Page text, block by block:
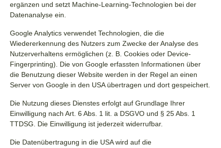
ergänzen und setzt Machine-Learning-Technologien bei der
Datenanalyse ein.
Google Analytics verwendet Technologien, die die
Wiedererkennung des Nutzers zum Zwecke der Analyse des
Nutzerverhaltens ermöglichen (z. B. Cookies oder Device-
Fingerprinting). Die von Google erfassten Informationen über
die Benutzung dieser Website werden in der Regel an einen
Server von Google in den USA übertragen und dort gespeichert.
Die Nutzung dieses Dienstes erfolgt auf Grundlage Ihrer
Einwilligung nach Art. 6 Abs. 1 lit. a DSGVO und § 25 Abs. 1
TTDSG. Die Einwilligung ist jederzeit widerrufbar.
Die Datenübertragung in die USA wird auf die